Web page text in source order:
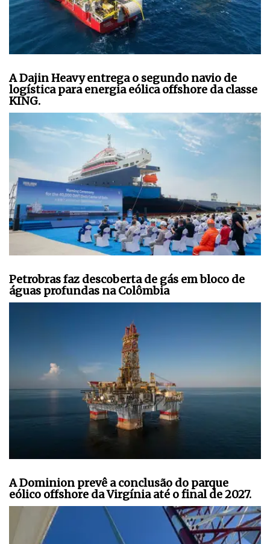
A Dajin Heavy entrega o segundo navio de
logística para energia eólica offshore da classe
KING.
Petrobras faz descoberta de gás em bloco de
águas profundas na Colômbia
A Dominion prevê a conclusão do parque
eólico offshore da Virgínia até o final de 2027.